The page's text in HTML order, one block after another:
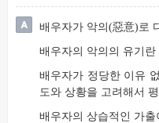
배우자가 악의(惡意)로
배우자의 악의의 유기란
배우자가 정당한 이유
도와 상황을 고려해서
배우자의 상습적인 가